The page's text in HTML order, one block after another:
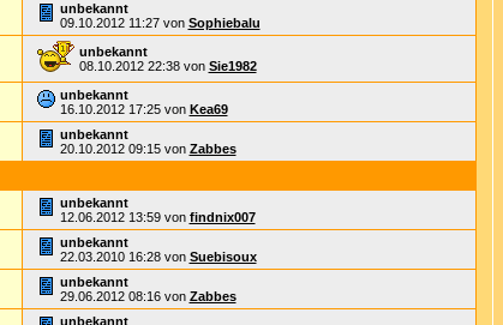
unbekannt
09.10.2012 11:27von Sophiebalu
unbekannt
08.10.2012 22:38von Sie1982
unbekannt
16.10.2012 17:25von Kea69
unbekannt
20.10.2012 09:15von Zabbes
unbekannt
12.06.2012 13:59von findnix007
unbekannt
22.03.2010 16:28von Suebisoux
unbekannt
29.06.2012 08:16von Zabbes
unbekannt